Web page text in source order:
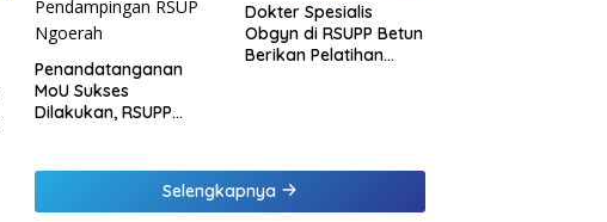
Penandatanganan
MoU Sukses
Dilakukan, RSUPP
Ngoerah
Dokter Spesialis
Obgyn di RSUPP Betun
Berikan Pelatihan
Selengkapnya